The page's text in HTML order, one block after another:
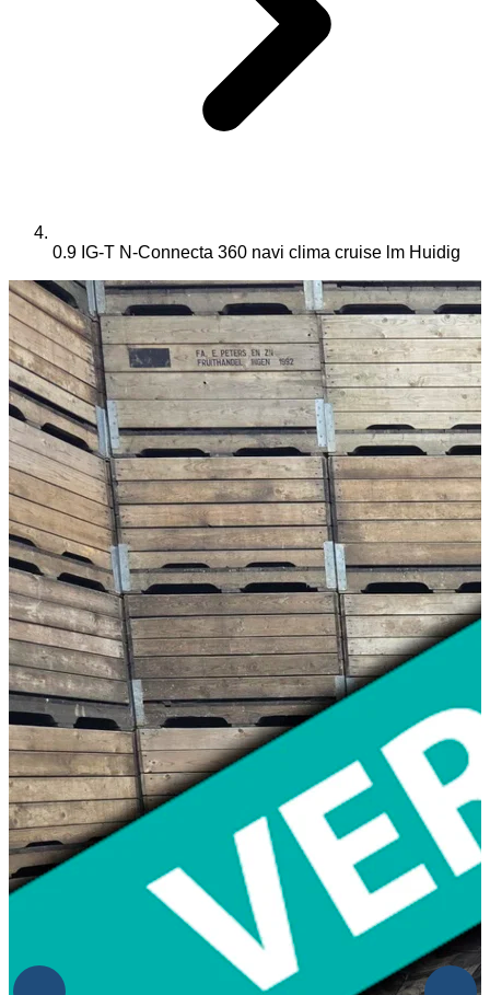
0.9 IG-T N-Connecta 360 navi clima cruise lm Huidig